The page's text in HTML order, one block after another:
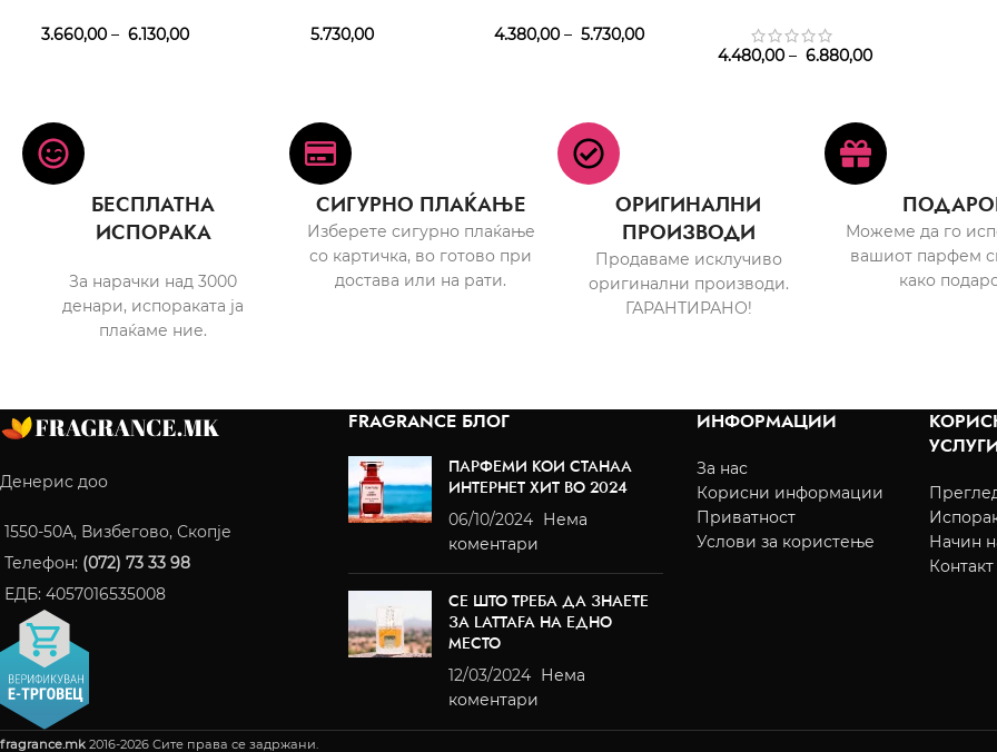
3.660,00 – 6.130,00 5.730,00 4.380,00 – 5.730,00
4.480,00 – 6.880,00
БЕСПЛАТНА
ИСПОРАКА
За нарачки над 3000
денари, испораката ја
плаќаме ние.
СИГУРНО ПЛАЌАЊЕ
Изберете сигурно плаќање
со картичка, во готово при
достава или на рати.
ОРИГИНАЛНИ
ПРОИЗВОДИ
Продаваме исклучиво
оригинални производи.
ГАРАНТИРАНО!
Можеме да го
вашиот парфем
како
Денерис доо
1550-50A, Визбегово, Скопје
Телефон: (072) 73 33 98
ЕДБ: 4057016535008
FRAGRANCE БЛОГ
ПАРФЕМИ КОИ СТАНАА
ИНТЕРНЕТ ХИТ ВО 2024
06/10/2024 Нема
коментари
СЕ ШТО ТРЕБА ДА ЗНАЕТЕ
ЗА LATTAFA НА ЕДНО
МЕСТО
12/03/2024 Нема
коментари
ИНФОРМАЦИИ
За нас
Корисни информации
Приватност
Услови за користење
Начин
Контакт
fragrance.mk 2016-2026 Сите права се задржани.